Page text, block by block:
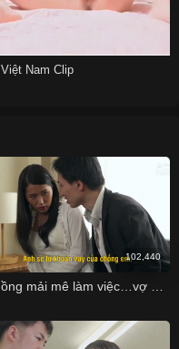
Việt Nam Clip
Chồng mải mê làm việc…vợ ngoại tình cùng anh nhân viên ngân hàng khoai to
102,440